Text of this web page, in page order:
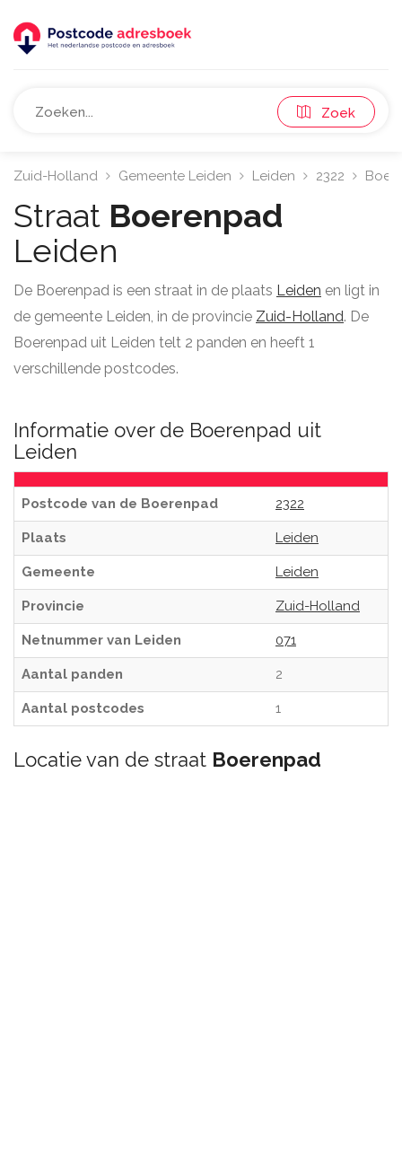
Zoek
Zuid-Holland Gemeente Leiden Leiden 2322
Straat Boerenpad
Leiden
De Boerenpad is een straat in de plaats Leiden en ligt in
de gemeente Leiden, in de provincie Zuid-Holland. De
Boerenpad uit Leiden telt 2 panden en heeft 1
verschillende postcodes.
Informatie over de Boerenpad uit
Leiden
Postcode van de Boerenpad 2322
Plaats Leiden
Gemeente Leiden
Provincie Zuid-Holland
Netnummer van Leiden 071
Aantal panden 2
Aantal postcodes 1
Locatie van de straat Boerenpad